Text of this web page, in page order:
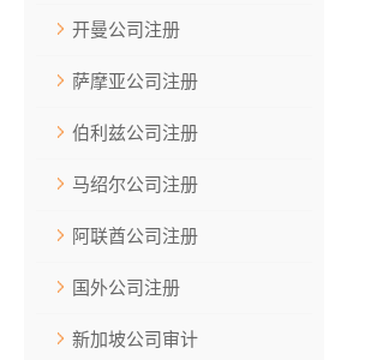
开曼公司注册
萨摩亚公司注册
伯利兹公司注册
马绍尔公司注册
阿联酋公司注册
国外公司注册
新加坡公司审计